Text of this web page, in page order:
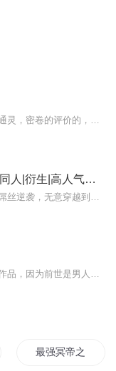
火影之黑色羽翼|多播|火影同人|衍生|高人气火影同人衍生小说
最强冥帝之一纸